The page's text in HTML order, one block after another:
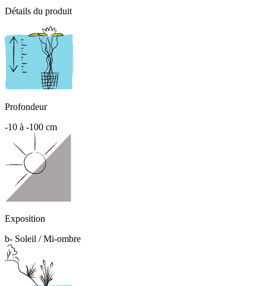
Détails du produit
Profondeur
-10 à -100 cm
Exposition
b- Soleil / Mi-ombre